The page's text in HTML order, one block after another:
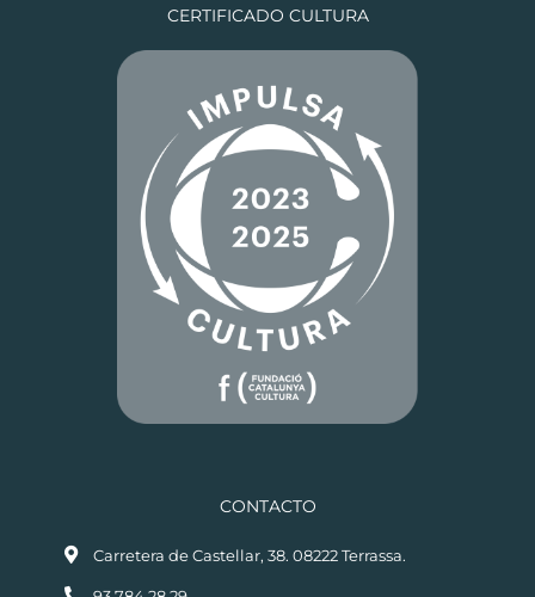
CERTIFICADO CULTURA
CONTACTO
Carretera de Castellar, 38. 08222 Terrassa.